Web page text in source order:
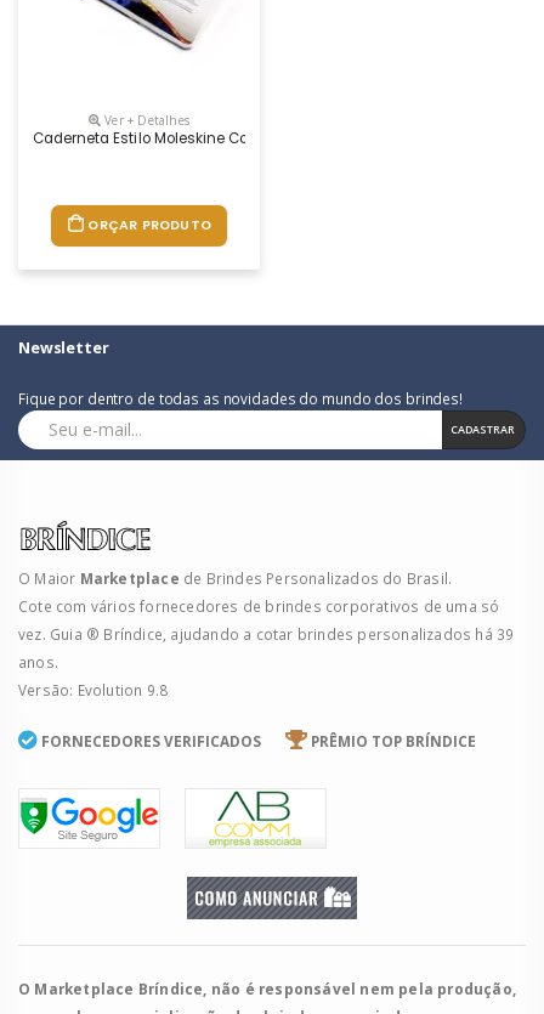
Ver + Detalhes
Caderneta Estilo Moleskine Com Um Design Agradável E De Grande
ORÇAR PRODUTO
Newsletter
Fique por dentro de todas as novidades do mundo dos brindes!
CADASTRAR
O Maior Marketplace de Brindes Personalizados do Brasil.
Cote com vários fornecedores de brindes corporativos de uma só
vez. Guia ® Bríndice, ajudando a cotar brindes personalizados há 39
anos.
Versão: Evolution 9.8
FORNECEDORES VERIFICADOS PRÊMIO TOP BRÍNDICE
O Marketplace Bríndice, não é responsável nem pela produção,